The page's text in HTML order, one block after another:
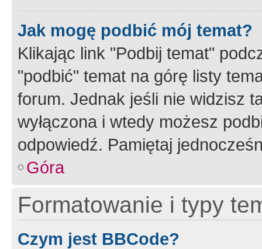
Jak mogę podbić mój temat?
Klikając link "Podbij temat"
"podbić" temat na górę listy
forum. Jednak jeśli nie widzisz
wyłączona i wtedy możesz
odpowiedź. Pamiętaj
Góra
Formatowanie i typy
Czym jest BBCode?